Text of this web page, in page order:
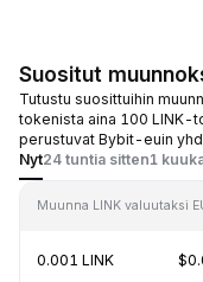
Suositut
Tutustu suosittuihin
tokenista aina 100 LINK-
perustuvat Bybit-euin
Nyt24 tuntia sitten1
Muunna LINK valuutaksi
0.001 LINK